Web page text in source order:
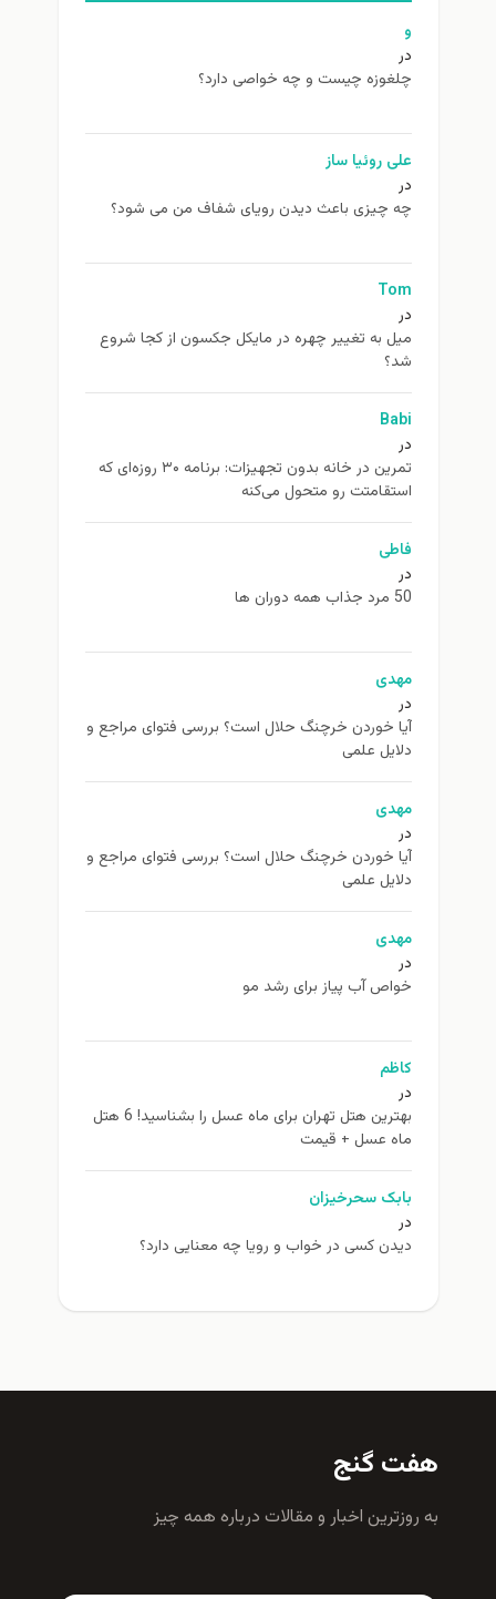
و
در
چلغوزه چیست و چه خواصی دارد؟
علی روئیا ساز
در
چه چیزی باعث دیدن رویای شفاف من می شود؟
Tom
در
ميل به تغيير چهره در مایکل جکسون از كجا شروع
شد؟
Babi
در
تمرین در خانه بدون تجهیزات: برنامه ۳۰ روزه‌ای که
استقامتت رو متحول می‌کنه
فاطی
در
50 مرد جذاب همه دوران ها
مهدی
در
آیا خوردن خرچنگ حلال است؟ بررسی فتوای مراجع و
دلایل علمی
مهدی
در
آیا خوردن خرچنگ حلال است؟ بررسی فتوای مراجع و
دلایل علمی
مهدی
در
خواص آب پیاز برای رشد مو
کاظم
در
بهترین هتل تهران برای ماه عسل را بشناسید! 6 هتل
ماه عسل + قیمت
بابک سحرخیزان
در
دیدن کسی در خواب و رویا چه معنایی دارد؟
هفت گنج
به روزترين اخبار و مقالات درباره همه چيز